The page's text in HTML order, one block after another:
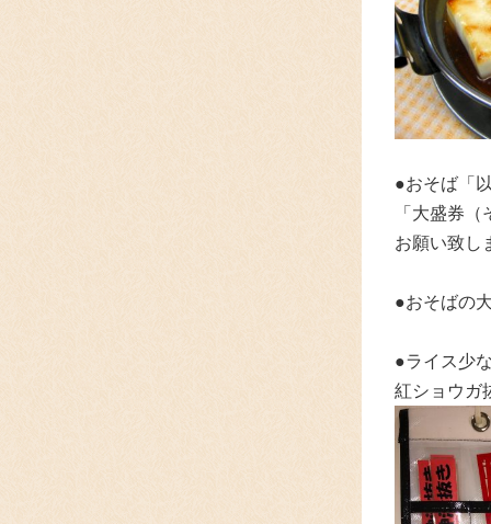
●おそば「
「大盛券
お願い致し
●おそばの
●ライス少
紅ショウガ